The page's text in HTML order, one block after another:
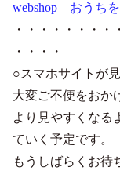
webshop おうち
・・・・・・・・
・・・・
○スマホサイトが
大変ご不便をおか
より見やすくなる
ていく予定です。
もうしばらくお待